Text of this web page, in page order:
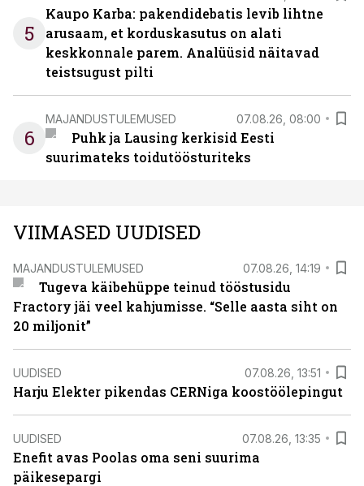
5
Kaupo Karba: pakendidebatis levib lihtne
arusaam, et korduskasutus on alati
keskkonnale parem. Analüüsid näitavad
teistsugust pilti
6
MAJANDUSTULEMUSED 07.08.26, 08:00
Puhk ja Lausing kerkisid Eesti
suurimateks toidutöösturiteks
VIIMASED UUDISED
MAJANDUSTULEMUSED 07.08.26, 14:19
Tugeva käibehüppe teinud tööstusidu
Fractory jäi veel kahjumisse. “Selle aasta siht on
20 miljonit”
UUDISED 07.08.26, 13:51
Harju Elekter pikendas CERNiga koostöölepingut
UUDISED 07.08.26, 13:35
Enefit avas Poolas oma seni suurima
päikesepargi